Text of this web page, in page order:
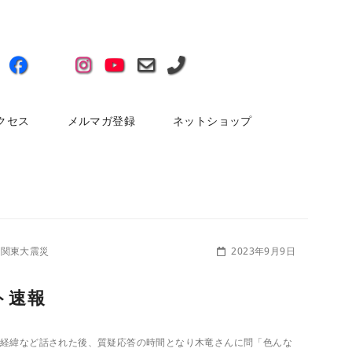
セス メルマガ登録 ネットショップ
関東大震災 2023年9月9日
速報
緯など話された後、質疑応答の時間となり木竜さんに問「色んな